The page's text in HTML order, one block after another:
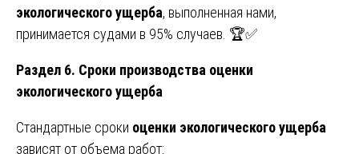
экологического ущерба, выполненная нами,
принимается судами в 95% случаев. 🏆✅
Раздел 6. Сроки производства оценки
экологического ущерба
Стандартные сроки оценки экологического ущерба
зависят от объема работ: